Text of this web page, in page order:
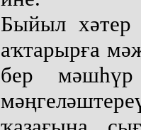
Быйыл хәтер
аҡтарырға
бер мәшһүр